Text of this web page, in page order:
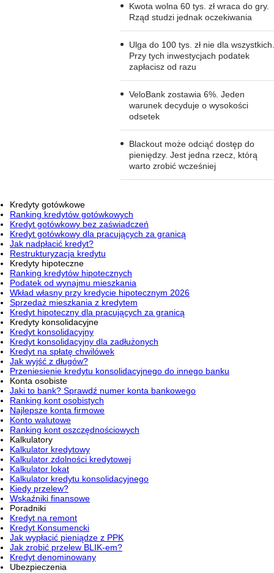
Kwota wolna 60 tys. zł wraca do gry.
Rząd studzi jednak oczekiwania
Ulga do 100 tys. zł nie dla wszystkich.
Przy tych inwestycjach podatek
zapłacisz od razu
VeloBank zostawia 6%. Jeden
warunek decyduje o wysokości
odsetek
Blackout może odciąć dostęp do
pieniędzy. Jest jedna rzecz, którą
warto zrobić wcześniej
Kredyty gotówkowe
Ranking kredytów gotówkowych
Kredyt gotówkowy bez zaświadczeń
Kredyt gotówkowy dla pracujących za granicą
Jak nadpłacić kredyt?
Restrukturyzacja kredytu
Kredyty hipoteczne
Ranking kredytów hipotecznych
Podatek od wynajmu mieszkania
Wkład własny przy kredycie hipotecznym 2026
Sprzedaż mieszkania z kredytem
Kredyt hipoteczny dla pracujących za granicą
Kredyty konsolidacyjne
Kredyt konsolidacyjny
Kredyt konsolidacyjny dla zadłużonych
Kredyt na spłatę chwilówek
Jak wyjść z długów?
Przeniesienie kredytu konsolidacyjnego do innego banku
Konta osobiste
Jaki to bank? Sprawdź numer konta bankowego
Ranking kont osobistych
Najlepsze konta firmowe
Konto walutowe
Ranking kont oszczędnościowych
Kalkulatory
Kalkulator kredytowy
Kalkulator zdolności kredytowej
Kalkulator lokat
Kalkulator kredytu konsolidacyjnego
Kiedy przelew?
Wskaźniki finansowe
Poradniki
Kredyt na remont
Kredyt Konsumencki
Jak wypłacić pieniądze z PPK
Jak zrobić przelew BLIK-em?
Kredyt denominowany
Ubezpieczenia